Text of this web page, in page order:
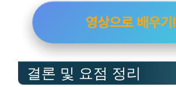
영상으로 배우기!
결론 및 요점 정리